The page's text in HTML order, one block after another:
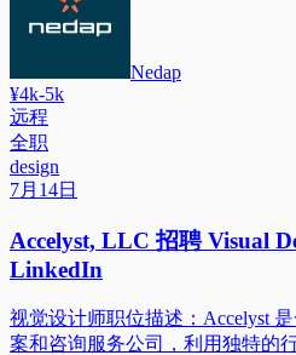
Nedap
¥4k-5k
远程
全职
design
7月14日
Accelyst, LLC 招聘 Visual
LinkedIn
视觉设计师职位描述：Accelyst
案和咨询服务公司，利用独特的